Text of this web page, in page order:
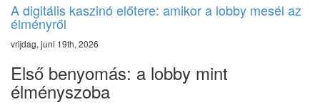
A digitális kaszinó előtere: amikor a lobby mesél az
élményről
vrijdag, juni 19th, 2026
Első benyomás: a lobby mint
élményszoba